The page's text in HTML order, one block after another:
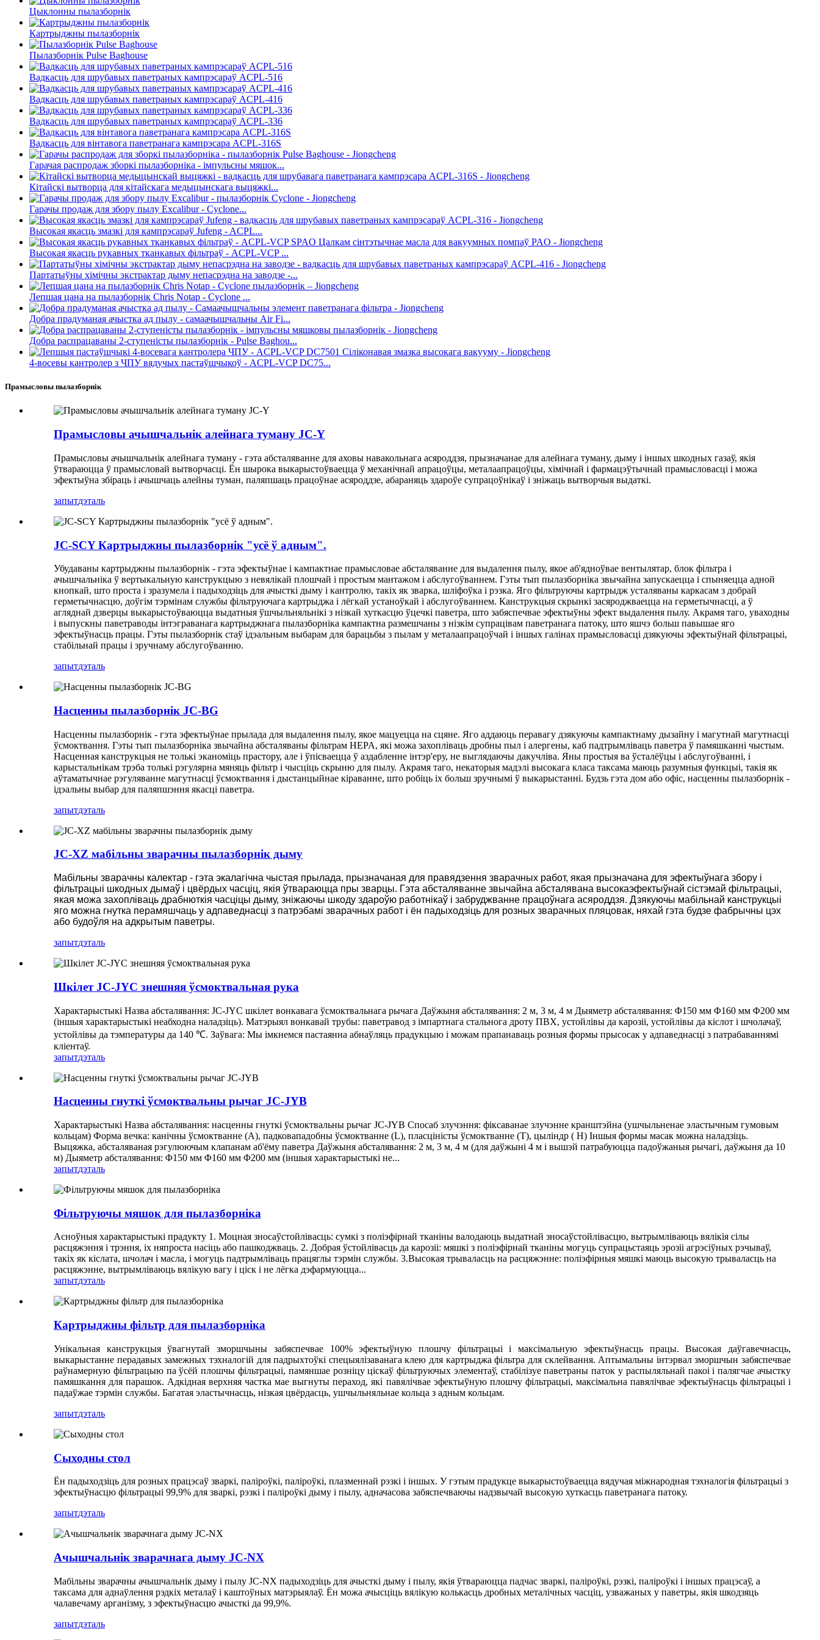
Цыклонны пылазборнік
Картрыджны пылазборнік
Пылазборнік Pulse Baghouse
Вадкасць для шрубавых паветраных кампрэсараў ACPL-516
Вадкасць для шрубавых паветраных кампрэсараў ACPL-416
Вадкасць для шрубавых паветраных кампрэсараў ACPL-336
Вадкасць для вінтавога паветранага кампрэсара ACPL-316S
Гарачая распродаж зборкі пылазборніка - імпульсны мяшок...
Кітайскі вытворца для кітайскага медыцынскага выцяжкі...
Гарачы продаж для збору пылу Excalibur - Cyclone...
Высокая якасць змазкі для кампрэсараў Jufeng - ACPL...
Высокая якасць рукавных тканкавых фільтраў - ACPL-VCP ...
Партатыўны хімічны экстрактар ​​дыму непасрэдна на заводзе -...
Лепшая цана на пылазборнік Chris Notap - Cyclone ...
Добра прадуманая ачыстка ад пылу - самаачышчальны Air Fi...
Добра распрацаваны 2-ступеністы пылазборнік - Pulse Baghou...
4-восевы кантролер з ЧПУ вядучых пастаўшчыкоў - ACPL-VCP DC75...
Прамысловы пылазборнік
Прамысловы ачышчальнік алейнага туману JC-Y
Прамысловы ачышчальнік алейнага туману - гэта абсталяванне для аховы навакольнага асяроддзя, прызначанае для алейнага туману, дыму і іншых шкодных газаў, якія
ўтвараюцца ў прамысловай вытворчасці. Ён шырока выкарыстоўваецца ў механічнай апрацоўцы, металаапрацоўцы, хімічнай і фармацэўтычнай прамысловасці і можа
эфектыўна збіраць і ачышчаць алейны туман, паляпшаць працоўнае асяроддзе, абараняць здароўе супрацоўнікаў і зніжаць вытворчыя выдаткі.
запытдэталь
JC-SCY Картрыджны пылазборнік "усё ў адным".
Убудаваны картрыджны пылазборнік - гэта эфектыўнае і кампактнае прамысловае абсталяванне для выдалення пылу, якое аб'ядноўвае вентылятар, блок фільтра і
ачышчальніка ў вертыкальную канструкцыю з невялікай плошчай і простым мантажом і абслугоўваннем. Гэты тып пылазборніка звычайна запускаецца і спыняецца адной
кнопкай, што проста і зразумела і падыходзіць для ачысткі дыму і кантролю, такіх як зварка, шліфоўка і рэзка. Яго фільтруючы картрыдж усталяваны каркасам з добрай
герметычнасцю, доўгім тэрмінам службы фільтруючага картрыджа і лёгкай устаноўкай і абслугоўваннем. Канструкцыя скрынкі засяроджваецца на герметычнасці, а ў
агляднай дзверцы выкарыстоўваюцца выдатныя ўшчыльняльнікі з нізкай хуткасцю ўцечкі паветра, што забяспечвае эфектыўны эфект выдалення пылу. Акрамя таго, уваходны
і выпускны паветраводы інтэграванага картрыджнага пылазборніка кампактна размешчаны з нізкім супрацівам паветранага патоку, што яшчэ больш павышае яго
эфектыўнасць працы. Гэты пылазборнік стаў ідэальным выбарам для барацьбы з пылам у металаапрацоўчай і іншых галінах прамысловасці дзякуючы эфектыўнай фільтрацыі,
стабільнай працы і зручнаму абслугоўванню.
запытдэталь
Насценны пылазборнік JC-BG
Насценны пылазборнік - гэта эфектыўнае прылада для выдалення пылу, якое мацуецца на сцяне. Яго аддаюць перавагу дзякуючы кампактнаму дызайну і магутнай магутнасці
ўсмоктвання. Гэты тып пылазборніка звычайна абсталяваны фільтрам HEPA, які можа захопліваць дробны пыл і алергены, каб падтрымліваць паветра ў памяшканні чыстым.
Насценная канструкцыя не толькі эканоміць прастору, але і ўпісваецца ў аздабленне інтэр'еру, не выглядаючы дакучліва. Яны простыя ва ўсталёўцы і абслугоўванні, і
карыстальнікам трэба толькі рэгулярна мяняць фільтр і чысціць скрыню для пылу. Акрамя таго, некаторыя мадэлі высокага класа таксама маюць разумныя функцыі, такія як
аўтаматычнае рэгуляванне магутнасці ўсмоктвання і дыстанцыйнае кіраванне, што робіць іх больш зручнымі ў выкарыстанні. Будзь гэта дом або офіс, насценны пылазборнік -
ідэальны выбар для паляпшэння якасці паветра.
запытдэталь
JC-XZ мабільны зварачны пылазборнік дыму
Мабільны зварачны калектар - гэта экалагічна чыстая прылада, прызначаная для правядзення зварачных работ, якая прызначана для эфектыўнага збору і
фільтрацыі шкодных дымаў і цвёрдых часціц, якія ўтвараюцца пры зварцы. Гэта абсталяванне звычайна абсталявана высокаэфектыўнай сістэмай фільтрацыі,
якая можа захопліваць драбнюткія часціцы дыму, зніжаючы шкоду здароўю работнікаў і забруджванне працоўнага асяроддзя. Дзякуючы мабільнай канструкцыі
яго можна гнутка перамяшчаць у адпаведнасці з патрэбамі зварачных работ і ён падыходзіць для розных зварачных пляцовак, няхай гэта будзе фабрычны цэх
або будоўля на адкрытым паветры.
запытдэталь
Шкілет JC-JYC знешняя ўсмоктвальная рука
Характарыстыкі Назва абсталявання: JC-JYC шкілет вонкавага ўсмоктвальнага рычага Даўжыня абсталявання: 2 м, 3 м, 4 м Дыяметр абсталявання: Φ150 мм Φ160 мм Φ200 мм
(іншыя характарыстыкі неабходна наладзіць). Матэрыял вонкавай трубы: паветравод з імпартнага стальнога дроту ПВХ, устойлівы да карозіі, устойлівы да кіслот і шчолачаў,
устойлівы да тэмпературы да 140 ℃. Заўвага: Мы імкнемся пастаянна абнаўляць прадукцыю і можам прапанаваць розныя формы прысосак у адпаведнасці з патрабаваннямі
кліентаў.
запытдэталь
Насценны гнуткі ўсмоктвальны рычаг JC-JYB
Характарыстыкі Назва абсталявання: насценны гнуткі ўсмоктвальны рычаг JC-JYB Спосаб злучэння: фіксаванае злучэнне кранштэйна (ушчыльненае эластычным гумовым
кольцам) Форма вечка: канічны ўсмоктванне (A), падковападобны ўсмоктванне (L), пласціністы ўсмоктванне (T), цыліндр ( H) Іншыя формы масак можна наладзіць.
Выцяжка, абсталяваная рэгулюючым клапанам аб'ёму паветра Даўжыня абсталявання: 2 м, 3 м, 4 м (для даўжыні 4 м і вышэй патрабуюцца падоўжаныя рычагі, даўжыня да 10
м) Дыяметр абсталявання: Φ150 мм Φ160 мм Φ200 мм (іншыя характарыстыкі не...
запытдэталь
Фільтруючы мяшок для пылазборніка
Асноўныя характарыстыкі прадукту 1. Моцная зносаўстойлівасць: сумкі з поліэфірнай тканіны валодаюць выдатнай зносаўстойлівасцю, вытрымліваюць вялікія сілы
расцяжэння і трэння, іх няпроста насіць або пашкоджваць. 2. Добрая ўстойлівасць да карозіі: мяшкі з поліэфірнай тканіны могуць супрацьстаяць эрозіі агрэсіўных рэчываў,
такіх як кіслата, шчолач і масла, і могуць падтрымліваць працяглы тэрмін службы. 3.Высокая трываласць на расцяжэнне: поліэфірныя мяшкі маюць высокую трываласць на
расцяжэнне, вытрымліваюць вялікую вагу і ціск і не лёгка дэфармуюцца...
запытдэталь
Картрыджны фільтр для пылазборніка
Унікальная канструкцыя ўвагнутай зморшчыны забяспечвае 100% эфектыўную плошчу фільтрацыі і максімальную эфектыўнасць працы. Высокая даўгавечнасць,
выкарыстанне перадавых замежных тэхналогій для падрыхтоўкі спецыялізаванага клею для картрыджа фільтра для склейвання. Аптымальны інтэрвал зморшчын забяспечвае
раўнамерную фільтрацыю па ўсёй плошчы фільтрацыі, памяншае розніцу ціскаў фільтруючых элементаў, стабілізуе паветраны паток у распыляльнай пакоі і палягчае ачыстку
памяшкання для парашок. Адкідная верхняя частка мае выгнуты пераход, які павялічвае эфектыўную плошчу фільтрацыі, максімальна павялічвае эфектыўнасць фільтрацыі і
падаўжае тэрмін службы. Багатая эластычнасць, нізкая цвёрдасць, ушчыльняльнае кольца з адным кольцам.
запытдэталь
Сыходны стол
Ён падыходзіць для розных працэсаў зваркі, паліроўкі, паліроўкі, плазменнай рэзкі і іншых. У гэтым прадукце выкарыстоўваецца вядучая міжнародная тэхналогія фільтрацыі з
эфектыўнасцю фільтрацыі 99,9% для зваркі, рэзкі і паліроўкі дыму і пылу, адначасова забяспечваючы надзвычай высокую хуткасць паветранага патоку.
запытдэталь
Ачышчальнік зварачнага дыму JC-NX
Мабільны зварачны ачышчальнік дыму і пылу JC-NX падыходзіць для ачысткі дыму і пылу, якія ўтвараюцца падчас зваркі, паліроўкі, рэзкі, паліроўкі і іншых працэсаў, а
таксама для аднаўлення рэдкіх металаў і каштоўных матэрыялаў. Ён можа ачысціць вялікую колькасць дробных металічных часціц, узважаных у паветры, якія шкодзяць
чалавечаму арганізму, з эфектыўнасцю ачысткі да 99,9%.
запытдэталь